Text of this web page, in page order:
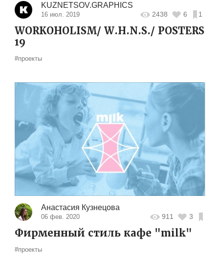
KUZNETSOV.GRAPHICS
16 июл. 2019 2438 6 1
WORKOHOLISM/ W.H.N.S./ POSTERS
19
#проекты
Анастасия Кузнецова
06 фев. 2020 911 3
Фирменный стиль кафе "milk"
#проекты